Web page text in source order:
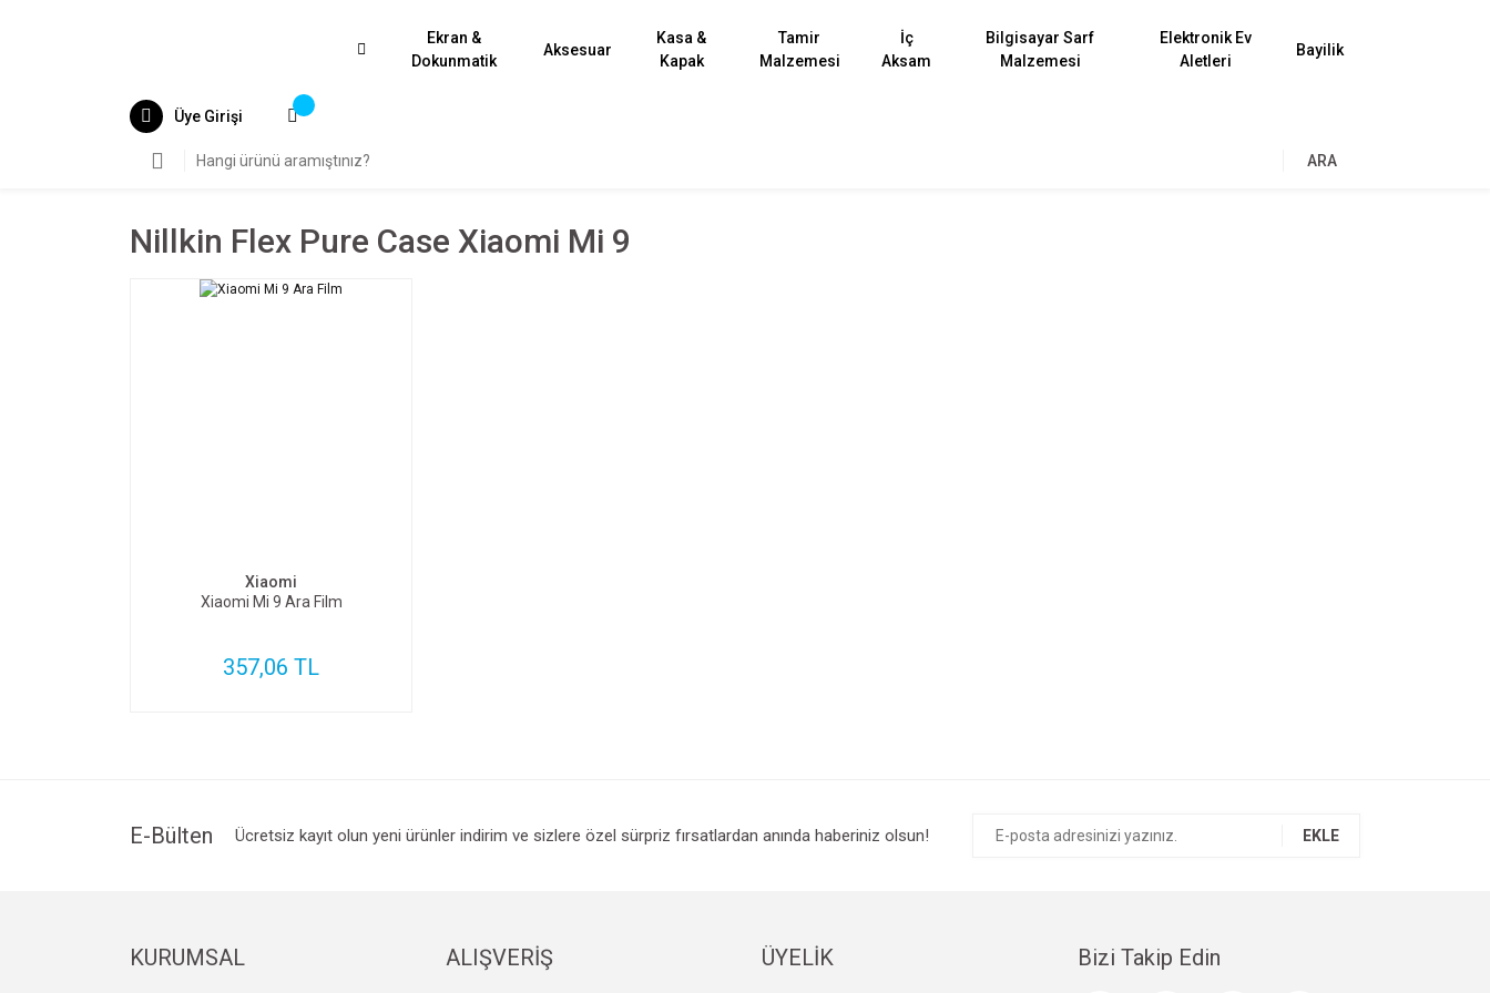
Ekran &
Dokunmatik
Aksesuar
Kasa &
Kapak
Tamir
Malzemesi
İç
Aksam
Bilgisayar Sarf
Malzemesi
Elektronik Ev
Aletleri
Bayilik
Üye Girişi
ARA
Nillkin Flex Pure Case Xiaomi Mi 9
Xiaomi
Xiaomi Mi 9 Ara Film
357,06 TL
E-Bülten Ücretsiz kayıt olun yeni ürünler indirim ve sizlere özel sürpriz fırsatlardan anında haberiniz olsun! EKLE
KURUMSAL ALIŞVERİŞ ÜYELİK Bizi Takip Edin